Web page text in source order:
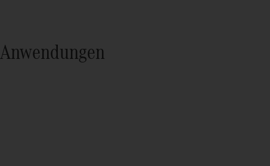
Anwendungen